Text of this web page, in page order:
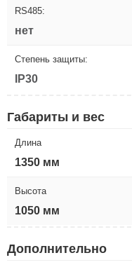
RS485:
нет
Степень защиты:
IP30
Габариты и вес
Длина
1350 мм
Высота
1050 мм
Дополнительно